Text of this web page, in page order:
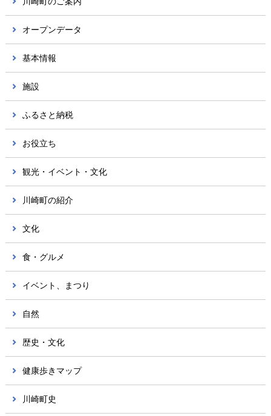
オープンデータ
基本情報
施設
ふるさと納税
お役立ち
観光・イベント・文化
川崎町の紹介
文化
食・グルメ
イベント、まつり
自然
歴史・文化
健康歩きマップ
川崎町史